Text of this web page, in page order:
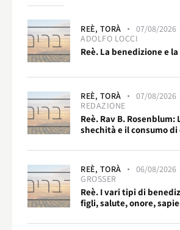
REÈ, TORÀ 07/08/2026
ADOLFO LOCCI
Reè. La benedizione e
REÈ, TORÀ 07/08/2026
REDAZIONE
Reè. Rav B.
shechità e il consumo di
REÈ, TORÀ 06/08/2026
GROSSER
Reè. I vari tipi di
figli, salute, onore,